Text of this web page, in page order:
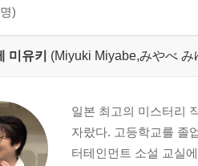
)
미유키 (Miyuki Miyabe,みやべ
일본 최고의 미스터리
자랐다. 고등학교를 졸
터테인먼트 소설 교실